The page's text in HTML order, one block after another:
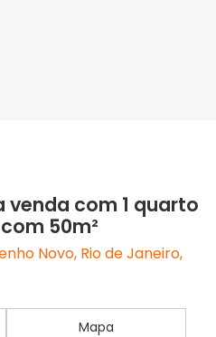
com 1 quarto
50m²
Novo, Rio de Janeiro,
Mapa